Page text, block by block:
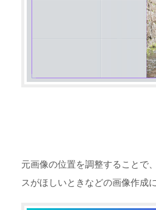
元画像の位置を調整することで
スがほしいときなどの画像作成